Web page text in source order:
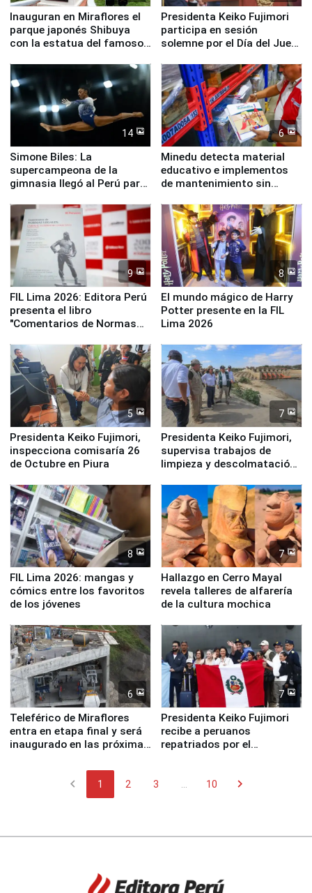
Inauguran en Miraflores el
parque japonés Shibuya
con la estatua del famoso
Presidenta Keiko Fujimori
participa en sesión
solemne por el Día del Juez
14
Simone Biles: La
supercampeona de la
gimnasia llegó al Perú para
Panamericanos Lima 2027
6
Minedu detecta material
educativo e implementos
de mantenimiento sin
la UGEL 2
9
FIL Lima 2026: Editora Perú
presenta el libro
"Comentarios de Normas
Derecho Colectivo"
8
El mundo mágico de Harry
Potter presente en la FIL
Lima 2026
5
Presidenta Keiko Fujimori,
inspecciona comisaría 26
de Octubre en Piura
7
Presidenta Keiko Fujimori,
supervisa trabajos de
limpieza y descolmatación
8
FIL Lima 2026: mangas y
cómics entre los favoritos
de los jóvenes
7
Hallazgo en Cerro Mayal
revela talleres de alfarería
de la cultura mochica
6
Teleférico de Miraflores
entra en etapa final y será
inaugurado en las próximas
7
Presidenta Keiko Fujimori
recibe a peruanos
repatriados por el
chevron_left 1 2 3 10 chevron_right